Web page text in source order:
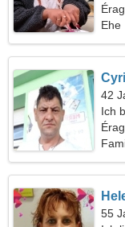
Ehe
Cyril
42
Ich
55